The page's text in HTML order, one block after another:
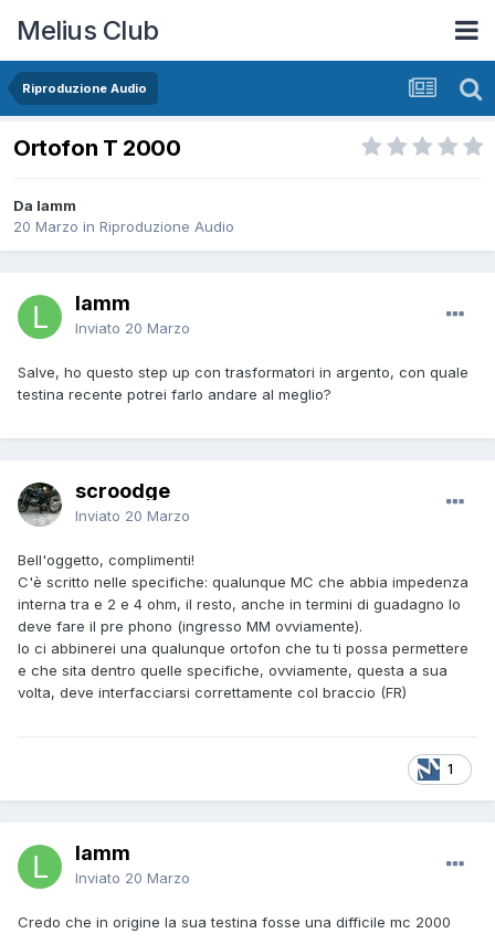
Melius Club
Riproduzione Audio
Ortofon T 2000
Da lamm
20 Marzo in Riproduzione Audio
lamm
Inviato 20 Marzo
Salve, ho questo step up con trasformatori in argento, con quale
testina recente potrei farlo andare al meglio?
scroodge
Inviato 20 Marzo
Bell'oggetto, complimenti!
C'è scritto nelle specifiche: qualunque MC che abbia impedenza
interna tra e 2 e 4 ohm, il resto, anche in termini di guadagno lo
deve fare il pre phono (ingresso MM ovviamente).
Io ci abbinerei una qualunque ortofon che tu ti possa permettere
e che sita dentro quelle specifiche, ovviamente, questa a sua
volta, deve interfacciarsi correttamente col braccio (FR)
1
lamm
Inviato 20 Marzo
Credo che in origine la sua testina fosse una difficile mc 2000